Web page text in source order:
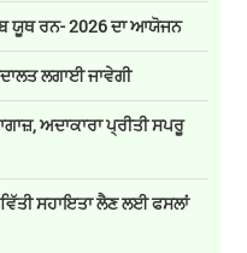
ਯੂਥ ਰਨ- 2026 ਦਾ ਆਯੋਜਨ
ਲਗਾਈ ਜਾਵੇਗੀ
ਅਦਾਕਾਰਾ ਪ੍ਰੀਤੀ ਸਪਰੂ
ਸਹਾਇਤਾ ਲੈਣ ਲਈ ਫਸਲਾਂ